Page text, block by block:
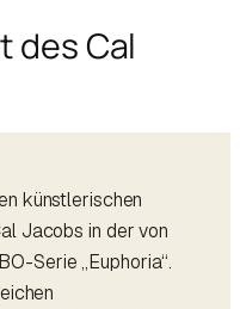
des Cal
künstlerischen
Jacobs in der von
Serie „Euphoria“.